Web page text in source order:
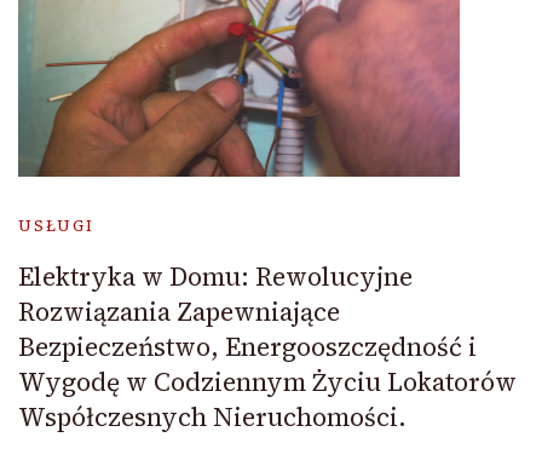
USŁUGI
Elektryka w Domu: Rewolucyjne
Rozwiązania Zapewniające
Bezpieczeństwo, Energooszczędność i
Wygodę w Codziennym Życiu Lokatorów
Współczesnych Nieruchomości.